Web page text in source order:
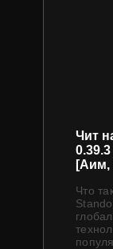
Чит
[Аим,
Что